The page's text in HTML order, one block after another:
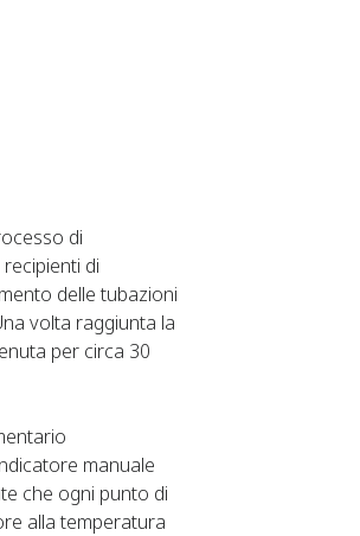
di
di
delle tubazioni
volta raggiunta la
per circa 30
manuale
che ogni punto di
alla temperatura